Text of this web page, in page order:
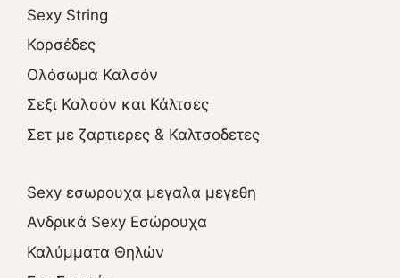
Sexy String
Κορσέδες
Ολόσωμα Καλσόν
Σεξι Καλσόν και Κάλτσες
Σετ με ζαρτιερες & Καλτσοδετες
Sexy εσωρουχα μεγαλα μεγεθη
Ανδρικά Sexy Εσώρουχα
Καλύμματα Θηλών